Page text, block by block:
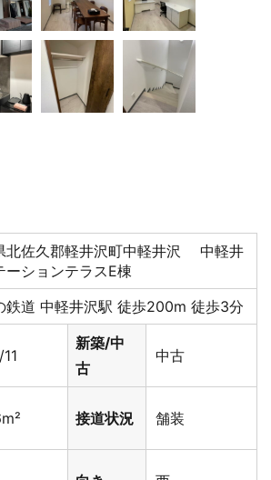
北佐久郡軽井沢町中軽井沢 中軽井
ーションテラスE棟
鉄道 中軽井沢駅 徒歩200m 徒歩3分
新築/中
古
中古
接道状況 舗装